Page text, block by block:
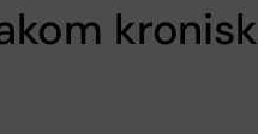
kronisk